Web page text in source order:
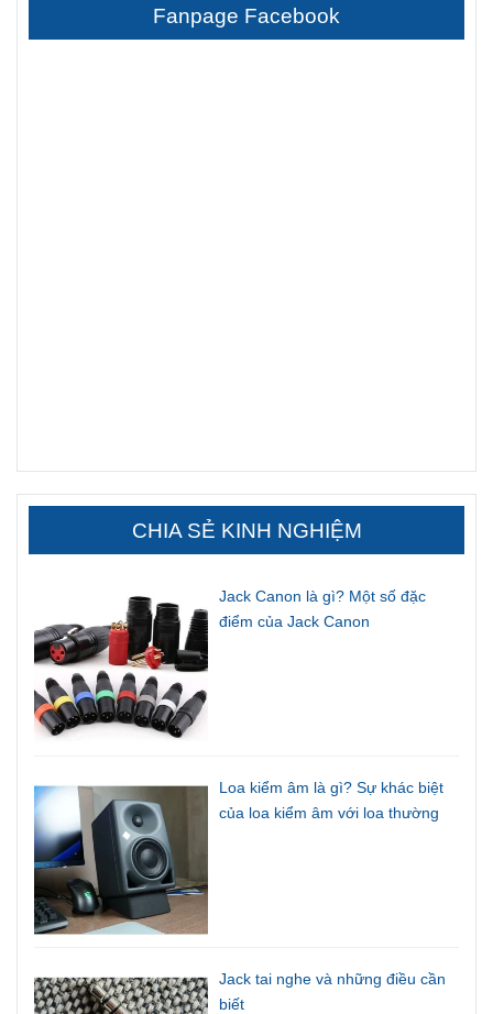
Fanpage Facebook
CHIA SẺ KINH NGHIỆM
Jack Canon là gì? Một số đặc
điểm của Jack Canon
Loa kiểm âm là gì? Sự khác biệt
của loa kiểm âm với loa thường
Jack tai nghe và những điều cần
biết